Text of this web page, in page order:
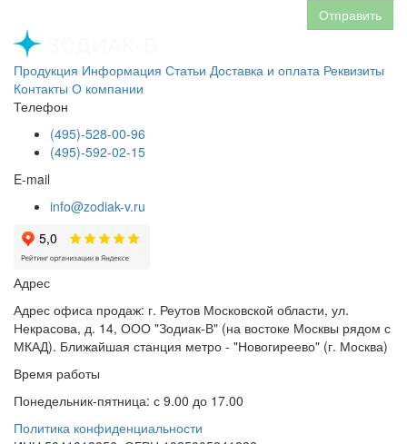
Отправить
Продукция Информация Статьи Доставка и оплата Реквизиты
Контакты О компании
Телефон
(495)-528-00-96
(495)-592-02-15
E-mail
info@zodiak-v.ru
Адрес
Адрес офиса продаж: г. Реутов Московской области, ул.
Некрасова, д. 14, ООО "Зодиак-В" (на востоке Москвы рядом с
МКАД). Ближайшая станция метро - "Новогиреево" (г. Москва)
Время работы
Понедельник-пятница: с 9.00 до 17.00
Политика конфиденциальности